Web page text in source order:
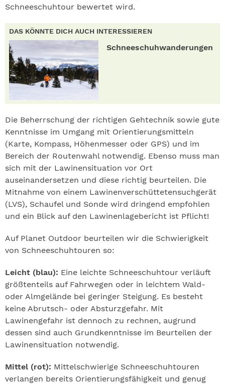
Schneeschuhtour bewertet wird.
DAS KÖNNTE DICH AUCH INTERESSIEREN
Schneeschuhwanderungen
Die Beherrschung der richtigen Gehtechnik sowie gute
Kenntnisse im Umgang mit Orientierungsmitteln
(Karte, Kompass, Höhenmesser oder GPS) und im
Bereich der Routenwahl notwendig. Ebenso muss man
sich mit der Lawinensituation vor Ort
auseinandersetzen und diese richtig beurteilen. Die
Mitnahme von einem Lawinenverschüttetensuchgerät
(LVS), Schaufel und Sonde wird dringend empfohlen
und ein Blick auf den Lawinenlagebericht ist Pflicht!
Auf Planet Outdoor beurteilen wir die Schwierigkeit
von Schneeschuhtouren so:
Leicht (blau): Eine leichte Schneeschuhtour verläuft
größtenteils auf Fahrwegen oder in leichtem Wald-
oder Almgelände bei geringer Steigung. Es besteht
keine Abrutsch- oder Absturzgefahr. Mit
Lawinengefahr ist dennoch zu rechnen, augrund
dessen sind auch Grundkenntnisse im Beurteilen der
Lawinensituation notwendig.
Mittel (rot): Mittelschwierige Schneeschuhtouren
verlangen bereits Orientierungsfähigkeit und genug